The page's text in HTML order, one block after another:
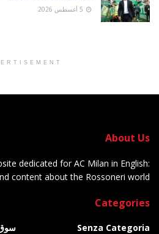
About Us
dedicated for AC Milan in English:
content about the Rossoneri world.
Categories
Senza Categoria
سوق